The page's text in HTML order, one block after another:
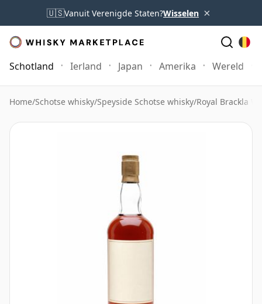
🇺🇸Vanuit Verenigde Staten?Wisselen ×
Schotland Ierland Japan Amerika Wereld
Home/Schotse whisky/Speyside Schotse whisky/Royal Brackla